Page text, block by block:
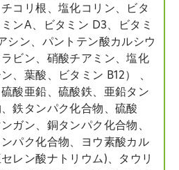
コリ根、塩化コリン、ビタ
ンA、ビタミン D3、ビタミ
シン、パントテン酸カルシウ
ビン、硝酸チアミン、塩化
、葉酸、ビタミン B12） 、
硫酸亜鉛、硫酸鉄、亜鉛タン
鉄タンパク化合物、硫酸
ガン、銅タンパク化合物、
パク化合物、ヨウ素酸カル
レン酸ナトリウム)、タウリ